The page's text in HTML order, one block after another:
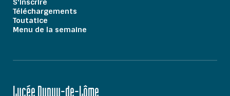
S'inscrire
Téléchargements
Toutatice
Menu de la semaine